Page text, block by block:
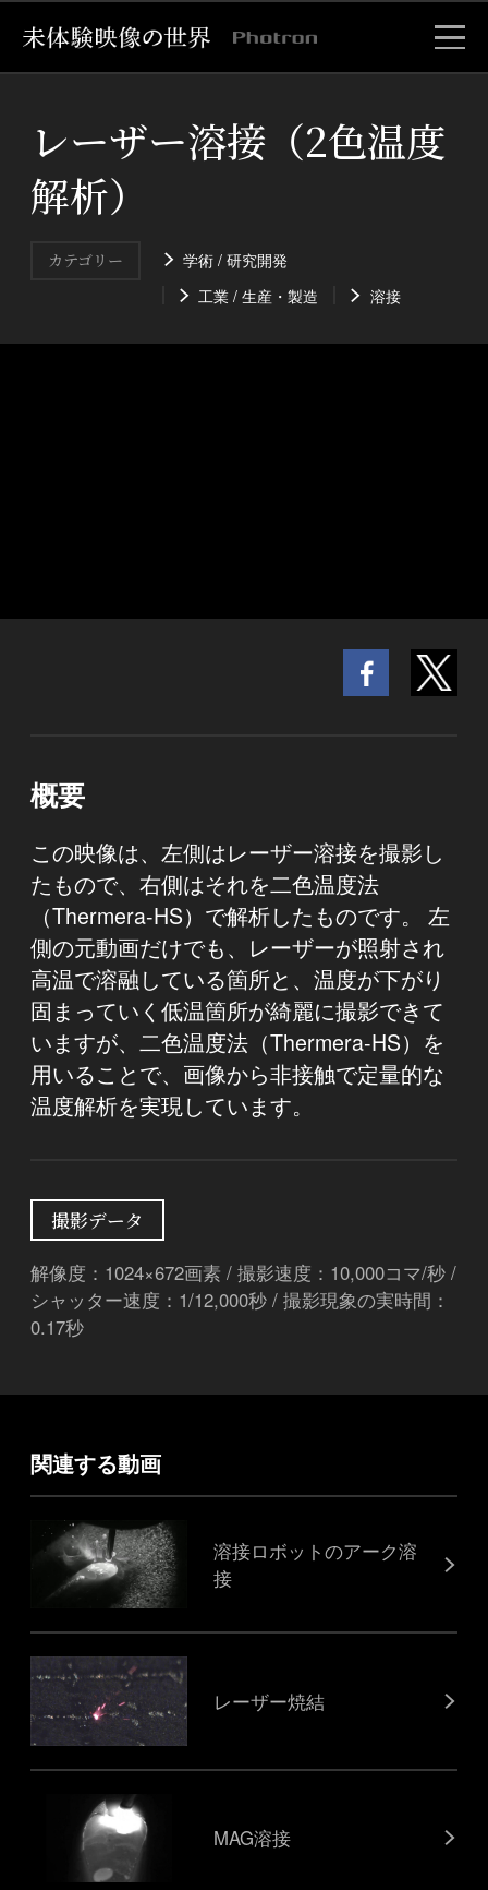
レーザー溶接（2色温度
解析）
カテゴリー
学術 / 研究開発
工業 / 生産・製造
溶接
概要
この映像は、左側はレーザー溶接を撮影し
たもので、右側はそれを二色温度法
（Thermera-HS）で解析したものです。 左
側の元動画だけでも、レーザーが照射され
高温で溶融している箇所と、温度が下がり
固まっていく低温箇所が綺麗に撮影できて
いますが、二色温度法（Thermera-HS）を
用いることで、画像から非接触で定量的な
温度解析を実現しています。
撮影データ
解像度：1024×672画素 / 撮影速度：10,000コマ/秒 /
シャッター速度：1/12,000秒 / 撮影現象の実時間：
0.17秒
関連する動画
溶接ロボットのアーク溶
接
レーザー焼結
MAG溶接